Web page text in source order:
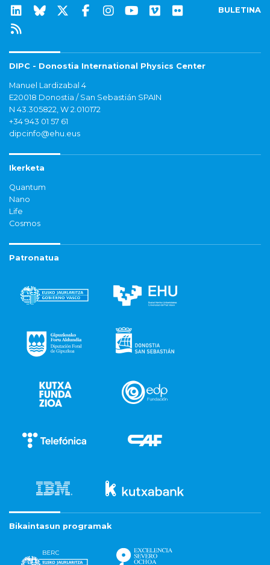
BULETINA
DIPC - Donostia International Physics Center
Manuel Lardizabal 4
E20018 Donostia / San Sebastián SPAIN
N 43.305822, W 2.010172
+34 943 01 57 61
dipcinfo@ehu.eus
Ikerketa
Quantum
Nano
Life
Cosmos
Patronatua
Bikaintasun programak